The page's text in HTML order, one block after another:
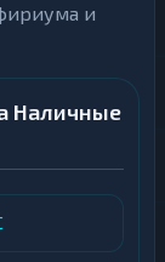
и
Наличные